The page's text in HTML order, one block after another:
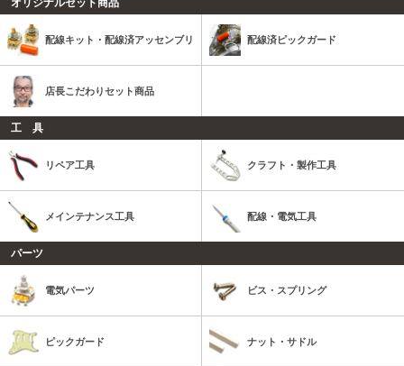
配線キット・配線済アッセンブリ 配線済ピックガード
店長こだわりセット商品
工 具
リペア工具 クラフト・製作工具
メインテナンス工具 配線・電気工具
パーツ
電気パーツ ビス・スプリング
ピックガード ナット・サドル